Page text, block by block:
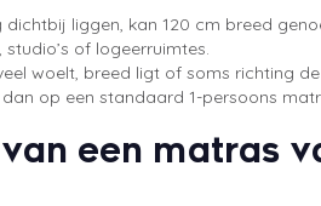
liggen, kan 120 cm breed
of logeerruimtes.
woelt, breed ligt of soms richting
op een standaard 1-persoons
een matras